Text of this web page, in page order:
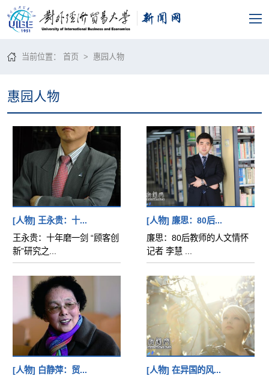
当前位置：首页 > 惠园人物
惠园人物
[人物] 王永贵：十...
王永贵：十年磨一剑 “顾客创
新”研究之...
[人物] 廉思：80后...
廉思：80后教师的人文情怀
记者 李慧 ...
[人物] 白静萍：贸...
[人物] 在异国的风...